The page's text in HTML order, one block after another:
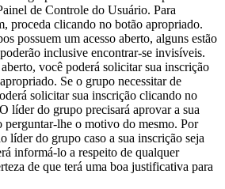
de Controle do Usuário. Para
proceda clicando no botão apropriado.
possuem um acesso aberto, alguns estão
inclusive encontrar-se invisíveis.
você poderá solicitar sua inscrição
Se o grupo necessitar de
solicitar sua inscrição clicando no
líder do grupo precisará aprovar a sua
perguntar-lhe o motivo do mesmo. Por
líder do grupo caso a sua inscrição seja
informá-lo a respeito de qualquer
de que terá uma boa justificativa para